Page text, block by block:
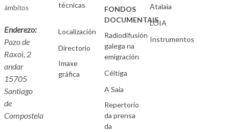
ámbitos
Enderezo:
Pazo de
Raxoi, 2
andar
15705
Santiago
de
Compostela
técnicas
Localización
Directorio
Imaxe
gráfica
FONDOS
DOCUMENTAIS
Radiodifusión
galega na
emigración
Céltiga
A Saia
Repertorio
da prensa
da
Atalaia
LOIA
Instrumentos